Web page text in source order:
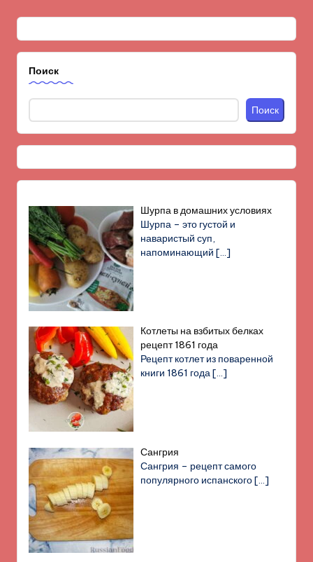
Поиск
Поиск
Шурпа в домашних условиях
Шурпа – это густой и
наваристый суп,
напоминающий[…]
Котлеты на взбитых белках
рецепт 1861 года
Рецепт котлет из поваренной
книги 1861 года[…]
Сангрия
Сангрия – рецепт самого
популярного испанского[…]